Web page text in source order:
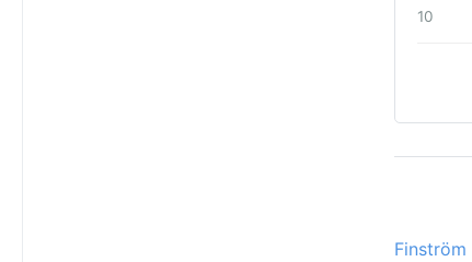
10